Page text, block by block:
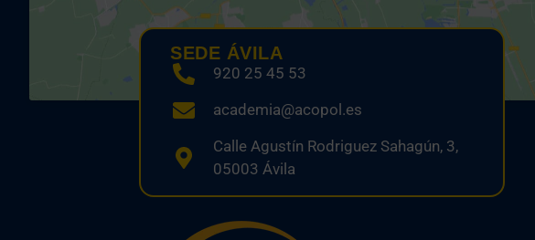
SEDE ÁVILA
920 25 45 53
academia@acopol.es
Calle Agustín Rodriguez Sahagún, 3,
05003 Ávila